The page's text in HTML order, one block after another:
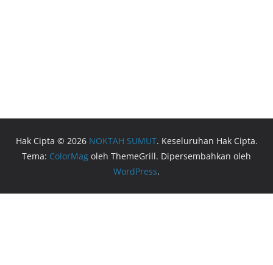
Hak Cipta © 2026 NOKTAH SUMUT. Keseluruhan Hak Cipta.
Tema: ColorMag oleh ThemeGrill. Dipersembahkan oleh
WordPress.